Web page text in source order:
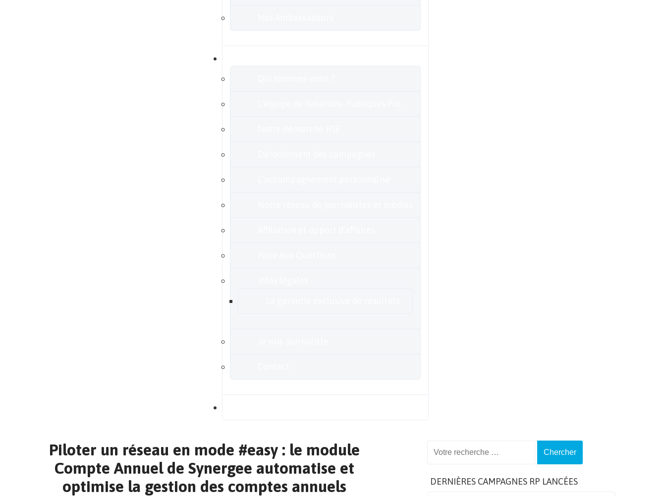
Piloter un réseau en mode #easy : le module
Compte Annuel de Synergee automatise et
optimise la gestion des comptes annuels
DERNIÈRES CAMPAGNES RP LANCÉES